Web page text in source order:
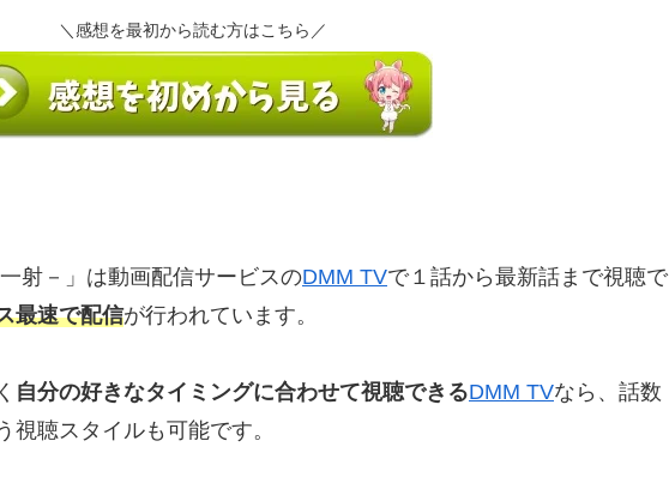
＼感想を最初から読む方はこちら／
射－」は動画配信サービスのDMM TVで１話から最新話まで視聴で
最速で配信が行われています。
自分の好きなタイミングに合わせて視聴できるDMM TVなら、話数
視聴スタイルも可能です。